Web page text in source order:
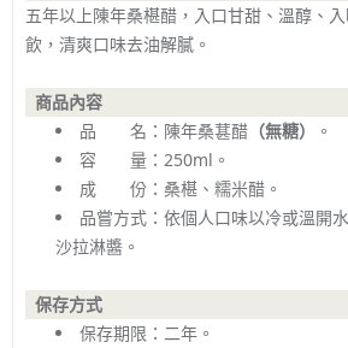
五年以上陳年桑椹醋，入口甘甜、溫醇、
飲，清爽口味去油解膩。
商品內容
品 名：陳年桑葚醋 （無糖）
。
容 量：250ml。
成 份：桑椹、糯米醋。
品嘗方式：依個人口味以冷或溫開
沙拉淋醬。
保存方式
保存期限：二年。